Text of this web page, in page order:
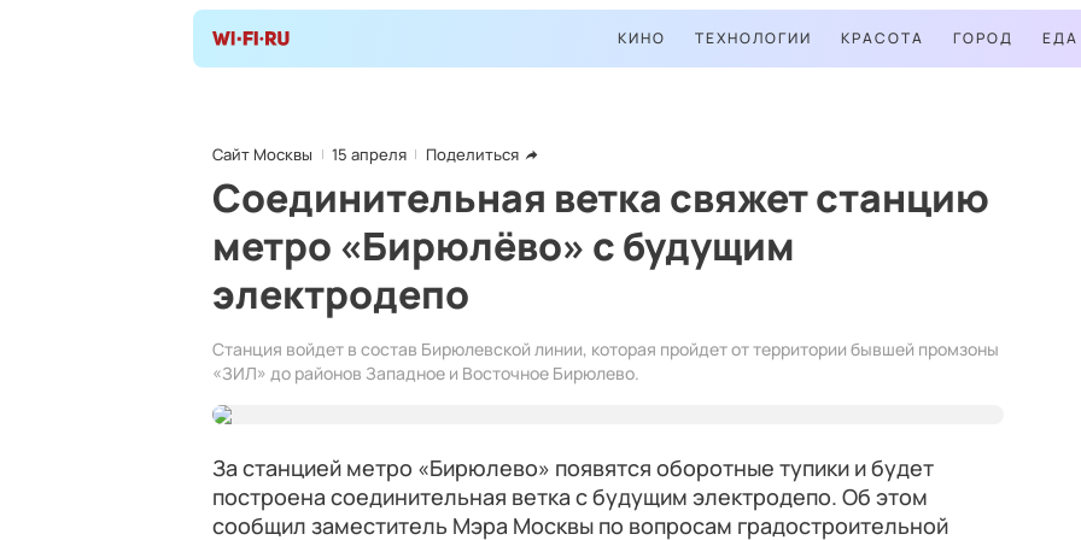
КИНО ТЕХНОЛОГИИ КРАСОТА ГОРОД ЕДА
Сайт Москвы 15 апреля Поделиться
Соединительная ветка свяжет станцию
метро «Бирюлёво» с будущим
электродепо
Станция войдет в состав Бирюлевской линии, которая пройдет от территории бывшей промзоны
«ЗИЛ» до районов Западное и Восточное Бирюлево.
За станцией метро «Бирюлево» появятся оборотные тупики и будет
построена соединительная ветка с будущим электродепо. Об этом
сообщил заместитель Мэра Москвы по вопросам градостроительной